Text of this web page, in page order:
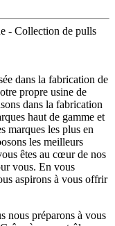
- Collection de pulls
dans la fabrication de
propre usine de
dans la fabrication
haut de gamme et
marques les plus en
les meilleurs
êtes au cœur de nos
vous. En vous
aspirons à vous offrir
nous préparons à vous